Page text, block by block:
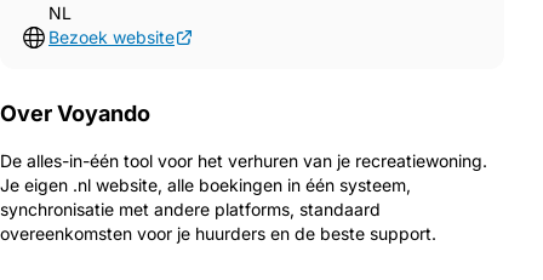
NL
Bezoek website
Over Voyando
De alles-in-één tool voor het verhuren van je recreatiewoning.
Je eigen .nl website, alle boekingen in één systeem,
synchronisatie met andere platforms, standaard
overeenkomsten voor je huurders en de beste support.